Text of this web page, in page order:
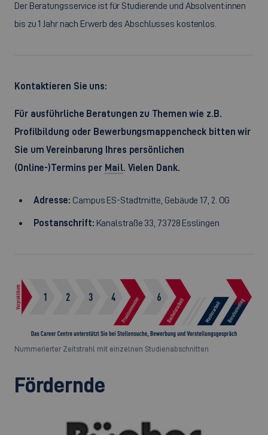
Der Beratungsservice ist für Studierende und Absolvent:innen
bis zu 1 Jahr nach Erwerb des Abschlusses kostenlos.
Kontaktieren Sie uns:
Für ausführliche Beratungen zu Themen wie z.B.
Profilbildung oder Bewerbungsmappencheck bitten wir
Sie um Vereinbarung Ihres persönlichen
(Online-)Termins per Mail. Vielen Dank.
Adresse: Campus ES-Stadtmitte, Gebäude 17, 2. OG
Postanschrift: Kanalstraße 33, 73728 Esslingen
Nummerierter Zeitstrahl mit einzelnen Studienabschnitten
Fördernde